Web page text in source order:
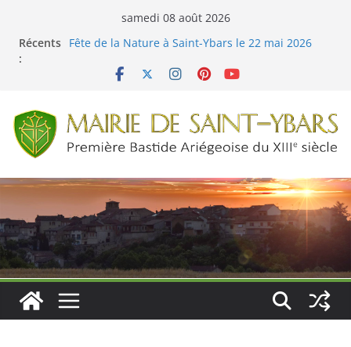
contenu
samedi 08 août 2026
Récents
:
Fête de la Nature à Saint-Ybars le 22 mai 2026
Retour des cours de danses de salon à Saint-
Menus cantine du 01 juin au 03 juillet 2026